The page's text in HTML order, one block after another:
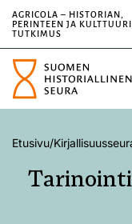
AGRICOLA – HISTORIAN,
PERINTEEN JA
TUTKIMUS
Etusivu/